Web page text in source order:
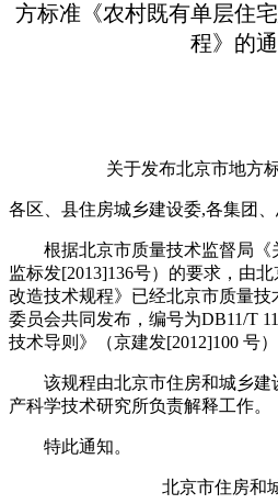
方标准《农村既有单层住
程》的
关于发布北京市地方标
各区、县住房城乡建设委,各集团
根据北京市质量技术监督局《
监标发[2013]136号）的要求，由
改造技术规程》已经北京市质量
委员会共同发布，编号为DB11/T
技术导则》（京建发[2012]100 号
该规程由北京市住房和城乡建
产科学技术研究所负责解释工作。
特此通知。
北京市住房和城乡